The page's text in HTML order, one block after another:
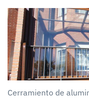
Cerramiento de